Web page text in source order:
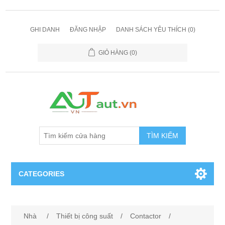
GHI DANH ĐĂNG NHẬP DANH SÁCH YÊU THÍCH (0)
GIỎ HÀNG (0)
TÌM KIẾM
CATEGORIES
Nhà / Thiết bị công suất / Contactor
/